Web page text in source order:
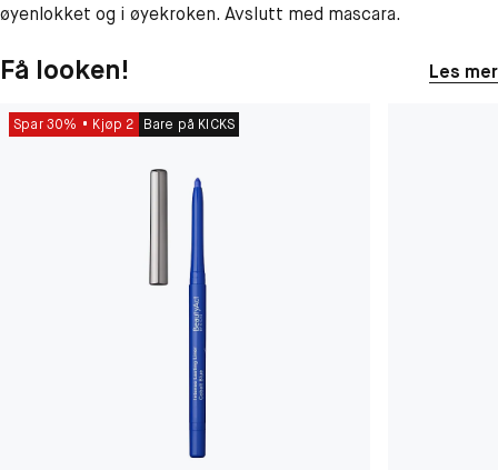
øyenlokket og i øyekroken. Avslutt med mascara.
Få looken! Les mer
Spar 30% Kjøp 2 Bare på KICKS